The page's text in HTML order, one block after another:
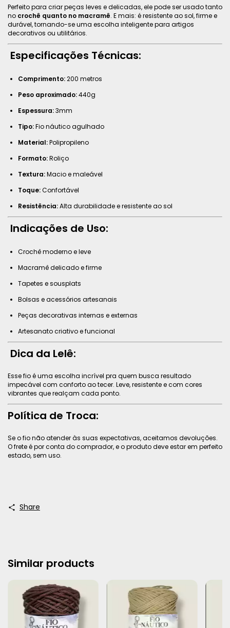
Perfeito para criar peças leves e delicadas, ele pode ser usado tanto
no crochê quanto no macramê. E mais: é resistente ao sol, firme e
durável, tornando-se uma escolha inteligente para artigos
decorativos ou utilitários.
Especificações Técnicas:
Comprimento:200 metros
Peso aproximado:440g
Espessura:3mm
Tipo:Fio náutico agulhado
Material:Polipropileno
Formato:Roliço
Textura:Macio e maleável
Toque:Confortável
Resistência:Alta durabilidade e resistente ao sol
Indicações de Uso:
Crochê moderno e leve
Macramê delicado e firme
Tapetes e sousplats
Bolsas e acessórios artesanais
Peças decorativas internas e externas
Artesanato criativo e funcional
Dica da Lelê:
Esse fio é uma escolha incrível pra quem busca resultado
impecável com conforto ao tecer. Leve, resistente e com cores
vibrantes que realçam cada ponto.
Política de Troca:
Se o fio não atender às suas expectativas, aceitamos devoluções.
O frete é por conta do comprador, e o produto deve estar em perfeito
estado, sem uso.
Share
Similar products